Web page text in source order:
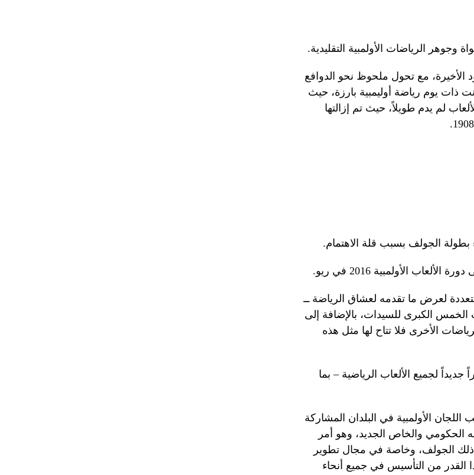
وجوهر الرياضات الأولمبية التقليدية.
مع تحول ملحوظ نحو الدوافع
ذات يوم رياضة أوليمبية بارزة، حيث
وجودها في الألعاب لم يدم طويلاً، حيث تم إزالتها
لعرض ما تقدمه لعشاق الرياضة ــ
الخمس الكبرى للسيدات، بالإضافة إلى
الأخرى فلا تتاح لها مثل هذه
جديداً لجميع الألعاب الرياضية – بما
الأولمبية في البلدان المشاركة
والخاص الجديد، وهو أمر
الجولف، وخاصة في مجال تطوير
القدر من التأسيس في جميع أنحاء